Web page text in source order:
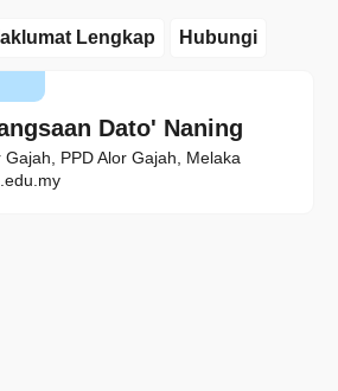
Lengkap Hubungi
Dato' Naning
PPD Alor Gajah, Melaka